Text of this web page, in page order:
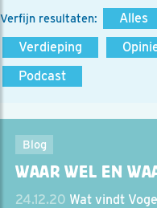
Verfijn resultaten: Alles
Verdieping
Podcast
Blog
WAAR WEL EN
24.12.20 Wat vindt